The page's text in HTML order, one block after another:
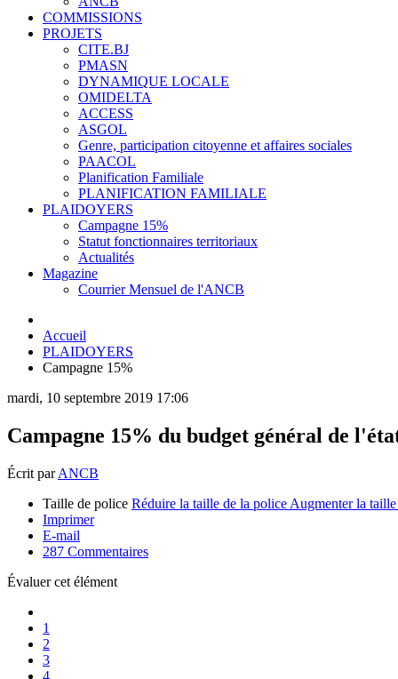
COMMISSIONS
PROJETS
CITE.BJ
PMASN
DYNAMIQUE LOCALE
OMIDELTA
ACCESS
ASGOL
Genre, participation citoyenne et affaires sociales
PAACOL
Planification Familiale
PLANIFICATION FAMILIALE
PLAIDOYERS
Campagne 15%
Statut fonctionnaires territoriaux
Actualités
Magazine
Courrier Mensuel de l'ANCB
Accueil
PLAIDOYERS
Campagne 15%
mardi, 10 septembre 2019 17:06
Campagne 15% du budget général de
Écrit parANCB
Taille de police Réduire la taille de la police Augmenter la
Imprimer
E-mail
287 Commentaires
Évaluer cet élément
1
2
3
4